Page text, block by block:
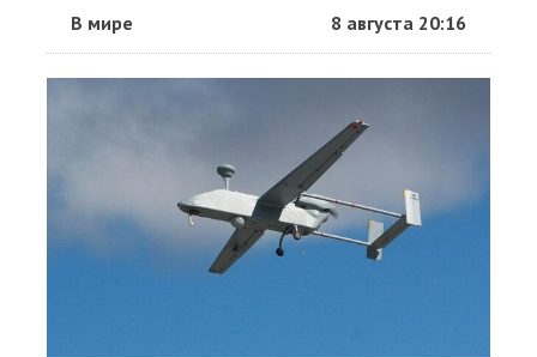
В мире 8 августа 20:16